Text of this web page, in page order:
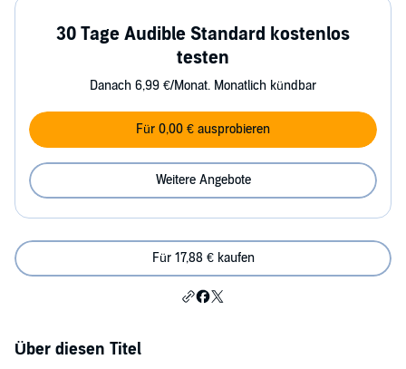
30 Tage Audible Standard kostenlos
testen
Danach 6,99 €/Monat. Monatlich kündbar
Für 0,00 € ausprobieren
Weitere Angebote
Für 17,88 € kaufen
Über diesen Titel